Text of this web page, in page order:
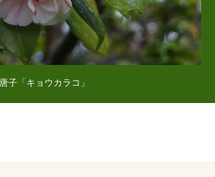
「キョウカラコ」